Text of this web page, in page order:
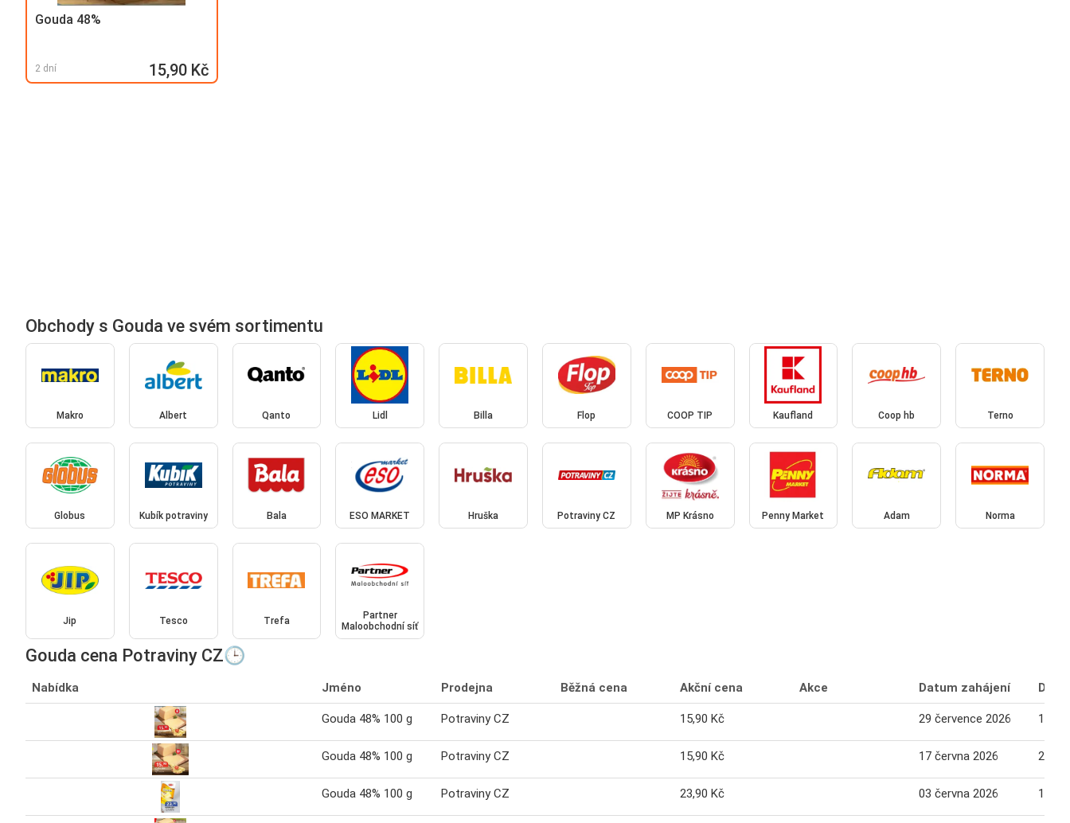
Gouda 48%
2 dní 15,90 Kč
Obchody s Gouda ve svém sortimentu
Makro Albert Qanto Lidl Billa Flop COOP TIP Kaufland Coop hb Terno
Globus Kubík potraviny Bala ESO MARKET Hruška Potraviny CZ MP Krásno Penny Market Adam Norma
Jip Tesco Trefa
Partner
Maloobchodní síť
Gouda cena Potraviny CZ🕒
Nabídka Jméno Prodejna Běžná cena Akční cena Akce Datum zahájení
Gouda 48% 100 g Potraviny CZ 15,90 Kč 29 července 2026 10
Gouda 48% 100 g Potraviny CZ 15,90 Kč 17 června 2026 29
Gouda 48% 100 g Potraviny CZ 23,90 Kč 03 června 2026 15